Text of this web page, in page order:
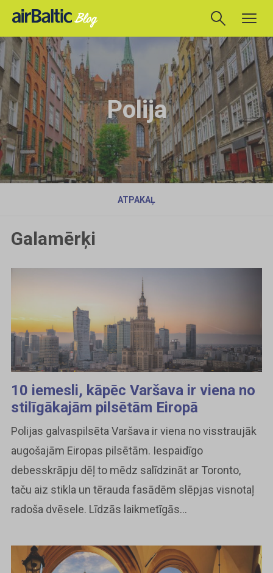
Polija
ATPAKAĻ
Galamērķi
10 iemesli, kāpēc Varšava ir viena no
stilīgākajām pilsētām Eiropā
Polijas galvaspilsēta Varšava ir viena no visstraujāk
augošajām Eiropas pilsētām. Iespaidīgo
debesskrāpju dēļ to mēdz salīdzināt ar Toronto,
taču aiz stikla un tērauda fasādēm slēpjas visnotaļ
radoša dvēsele. Līdzās laikmetīgās...